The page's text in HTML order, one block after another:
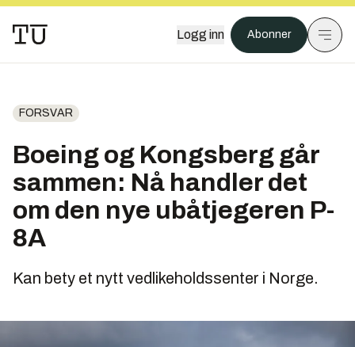
Logg inn Abonner
FORSVAR
Boeing og Kongsberg går
sammen: Nå handler det
om den nye ubåtjegeren P-
8A
Kan bety et nytt vedlikeholdssenter i Norge.